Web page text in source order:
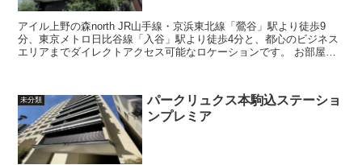
アイル上野の森north JR山手線・京浜東北線「鶯谷」駅より徒歩9
分、東京メトロ日比谷線「入谷」駅より徒歩4分と、都心のビジネス
エリアまでダイレクトアクセス可能なロケーションです。 お部屋に
未分類
パークリュクス本駒込ステーショ
ンプレミア